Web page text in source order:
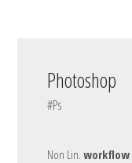
Photoshop
#Ps
Non Lin. workflow